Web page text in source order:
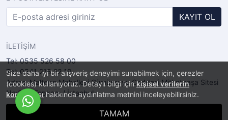
Size daha iyi bir alışveriş deneyimi sunabilmek için, çerezler
(cookies) kullanıyoruz. Detaylı bilgi içinkişisel verilerin
korunmasıhakkında aydınlatma metnini inceleyebilirsiniz.
TAMAM
KAYIT OL
İLETİŞİM
Tel: 0535 526 58 00
Tel: 0541 215 22 19
Adres: Maltepe Mahellesi Gümüşsuyu Caddesi Mithatpaşa Sitesi
No:2/11 Topkapı / İstanbul
E-Ticaret Sistemi